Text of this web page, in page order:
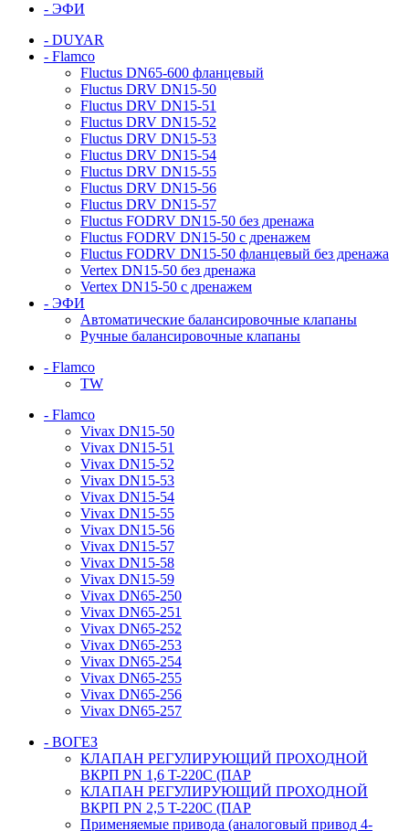
- ЭФИ
- DUYAR
- Flamco
Fluctus DN65-600 фланцевый
Fluctus DRV DN15-50
Fluctus DRV DN15-51
Fluctus DRV DN15-52
Fluctus DRV DN15-53
Fluctus DRV DN15-54
Fluctus DRV DN15-55
Fluctus DRV DN15-56
Fluctus DRV DN15-57
Fluctus FODRV DN15-50 без дренажа
Fluctus FODRV DN15-50 с дренажем
Fluctus FODRV DN15-50 фланцевый без дренажа
Vertex DN15-50 без дренажа
Vertex DN15-50 с дренажем
- ЭФИ
Автоматические балансировочные клапаны
Ручные балансировочные клапаны
- Flamco
TW
- Flamco
Vivax DN15-50
Vivax DN15-51
Vivax DN15-52
Vivax DN15-53
Vivax DN15-54
Vivax DN15-55
Vivax DN15-56
Vivax DN15-57
Vivax DN15-58
Vivax DN15-59
Vivax DN65-250
Vivax DN65-251
Vivax DN65-252
Vivax DN65-253
Vivax DN65-254
Vivax DN65-255
Vivax DN65-256
Vivax DN65-257
- ВОГЕЗ
КЛАПАН РЕГУЛИРУЮЩИЙ ПРОХОДНОЙ
ВКРП PN 1,6 T-220C (ПАР
КЛАПАН РЕГУЛИРУЮЩИЙ ПРОХОДНОЙ
ВКРП PN 2,5 T-220C (ПАР
Применяемые привода (аналоговый привод 4-